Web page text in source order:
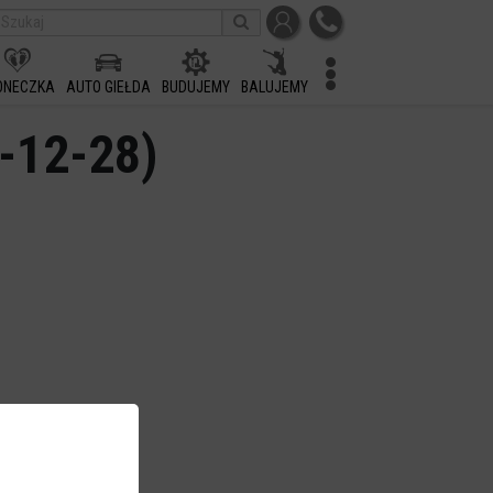
AUTO GIEŁDA BUDUJEMY BALUJEMY
12-28)